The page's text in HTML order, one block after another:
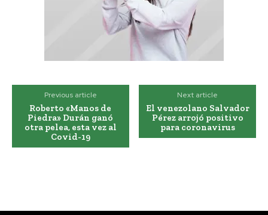
Previous article
Roberto «Manos de
Piedra» Durán ganó
otra pelea, esta vez al
Covid-19
Next article
El venezolano Salvador
Pérez arrojó positivo
para coronavirus